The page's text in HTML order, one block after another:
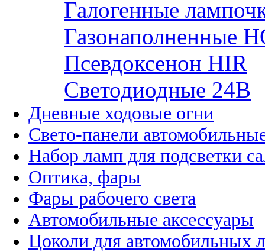
Галогенные
Газонаполненные
Псевдоксенон HIR
Cветодиодные 24B
Дневные ходовые огни
Свето-панели
Набор ламп для подсветки
Оптика, фары
Фары рабочего света
Автомобильные аксессуары
Цоколи для автомобильных